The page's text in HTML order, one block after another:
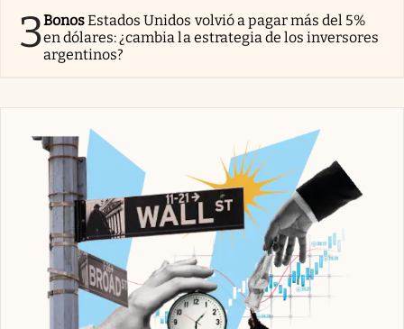
3BonosEstados Unidos volvió a pagar más del 5%
en dólares: ¿cambia la estrategia de los inversores
argentinos?